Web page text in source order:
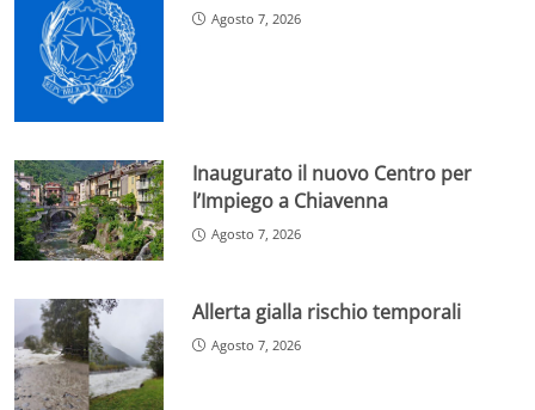
Agosto 7, 2026
Inaugurato il nuovo Centro per
l’Impiego a Chiavenna
Agosto 7, 2026
Allerta gialla rischio temporali
Agosto 7, 2026